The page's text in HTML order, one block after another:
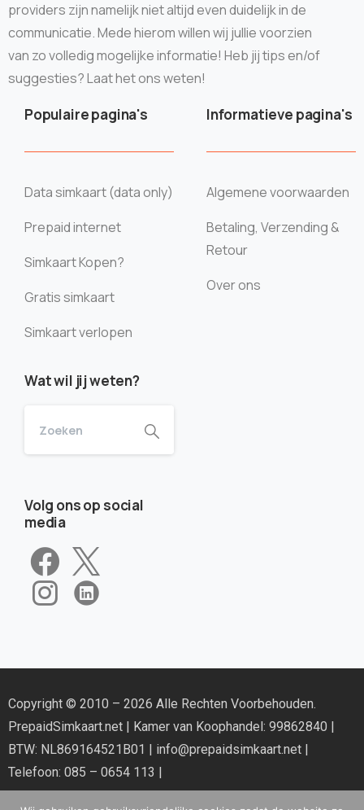
providers zijn namelijk niet altijd even duidelijk in de
communicatie. Mede hierom willen wij jullie voorzien
van zo volledig mogelijke informatie! Heb jij tips en/of
suggesties? Laat het ons weten!
Populaire pagina's
Data simkaart (data only)
Prepaid internet
Simkaart Kopen?
Gratis simkaart
Simkaart verlopen
Informatieve pagina's
Algemene voorwaarden
Betaling, Verzending &
Retour
Over ons
Wat wil jij weten?
Volg ons op social
media
Copyright © 2010 – 2026 Alle Rechten Voorbehouden.
PrepaidSimkaart.net | Kamer van Koophandel: 99862840 |
BTW: NL869164521B01 | info@prepaidsimkaart.net |
Telefoon: 085 – 0654 113 |